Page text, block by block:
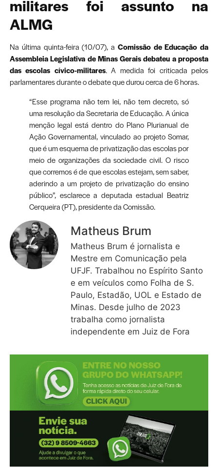
militares foi assunto na
ALMG
Na última quinta-feira (10/07), a Comissão de Educação da
Assembleia Legislativa de Minas Gerais debateu a proposta
das escolas cívico-militares. A medida foi criticada pelos
parlamentares durante o debate que durou cerca de 6 horas.
“Esse programa não tem lei, não tem decreto, só
uma resolução da Secretaria de Educação. A única
menção legal está dentro do Plano Plurianual de
Ação Governamental, vinculado ao projeto Somar,
que é um esquema de privatização das escolas por
meio de organizações da sociedade civil. O risco
que corremos é de que escolas estejam, sem saber,
aderindo a um projeto de privatização do ensino
público”, esclarece a deputada estadual Beatriz
Cerqueira (PT), presidente da Comissão.
Matheus Brum
Matheus Brum é jornalista e
Mestre em Comunicação pela
UFJF. Trabalhou no Espírito Santo
e em veículos como Folha de S.
Paulo, Estadão, UOL e Estado de
Minas. Desde julho de 2023
trabalha como jornalista
independente em Juiz de Fora